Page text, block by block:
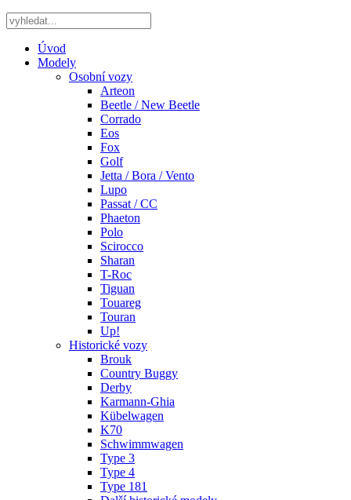
Úvod
Modely
Osobní vozy
Arteon
Beetle / New Beetle
Corrado
Eos
Fox
Golf
Jetta / Bora / Vento
Lupo
Passat / CC
Phaeton
Polo
Scirocco
Sharan
T-Roc
Tiguan
Touareg
Touran
Up!
Historické vozy
Brouk
Country Buggy
Derby
Karmann-Ghia
Kübelwagen
K70
Schwimmwagen
Type 3
Type 4
Type 181